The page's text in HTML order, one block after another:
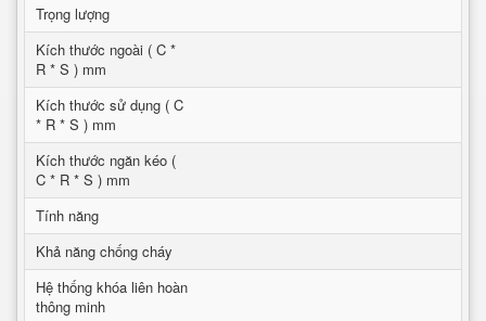
Trọng lượng
Kích thước ngoài ( C *
R * S ) mm
Kích thước sử dụng ( C
* R * S ) mm
Kích thước ngăn kéo (
C * R * S ) mm
Tính năng
Khả năng chống cháy
Hệ thống khóa liên hoàn
thông minh